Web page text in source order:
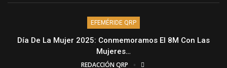
EFEMÉRIDE QRP
Día De La Mujer 2025: Conmemoramos El 8M Con Las
Mujeres…
REDACCIÓN QRP